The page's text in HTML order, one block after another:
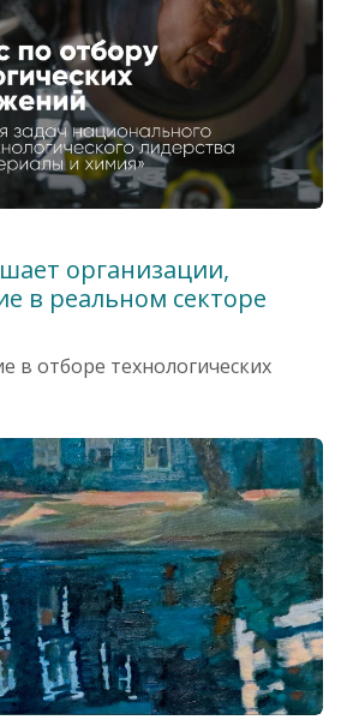
организации,
в реальном секторе
в отборе технологических